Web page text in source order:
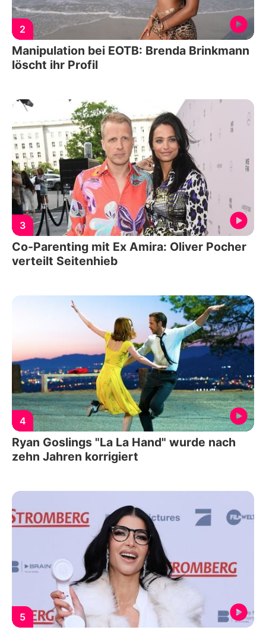
2
Manipulation bei EOTB: Brenda Brinkmann
löscht ihr Profil
3
Co-Parenting mit Ex Amira: Oliver Pocher
verteilt Seitenhieb
4
Ryan Goslings "La La Hand" wurde nach
zehn Jahren korrigiert
5